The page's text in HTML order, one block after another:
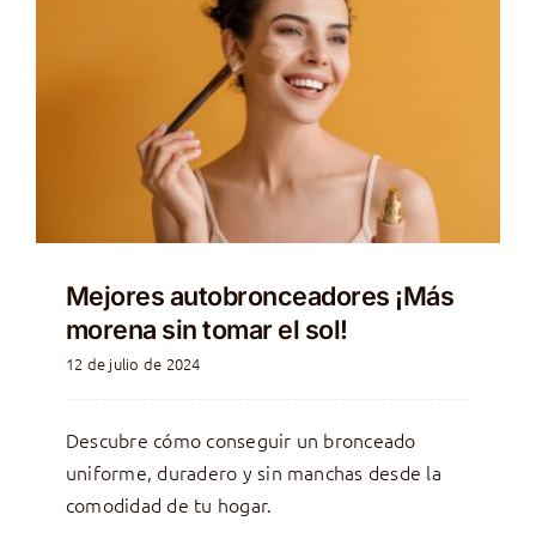
Mejores autobronceadores ¡Más
morena sin tomar el sol!
12 de julio de 2024
Descubre cómo conseguir un bronceado
uniforme, duradero y sin manchas desde la
comodidad de tu hogar.